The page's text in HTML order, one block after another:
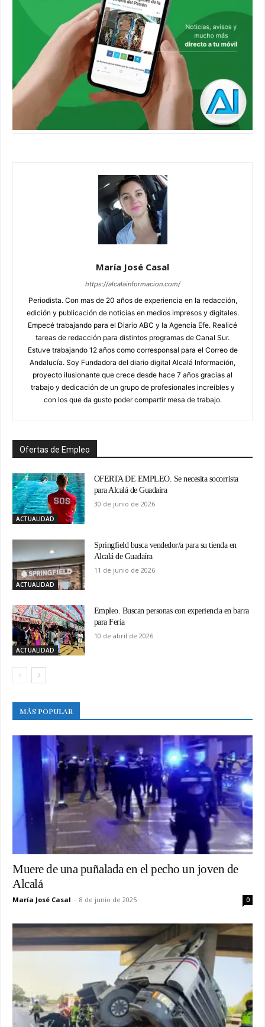
María José Casal
https://alcalainformacion.com/
Periodista. Con mas de 20 años de experiencia en la redacción,
edición y publicación de noticias en medios impresos y digitales.
Empecé trabajando para el Diario ABC y la Agencia Efe. Realicé
tareas de redacción para distintos programas de Canal Sur.
Estuve trabajando 12 años como corresponsal para el Correo de
Andalucía. Soy Fundadora del diario digital Alcalá Información,
proyecto ilusionante que crece desde hace 7 años gracias al
trabajo y dedicación de un grupo de profesionales increíbles y
con los que da gusto poder compartir mesa de trabajo.
Ofertas de Empleo
ACTUALIDAD
OFERTA DE EMPLEO. Se necesita socorrista
para Alcalá de Guadaíra
30 de junio de 2026
ACTUALIDAD
Springfield busca vendedor/a para su tienda en
Alcalá de Guadaíra
11 de junio de 2026
ACTUALIDAD
Empleo. Buscan personas con experiencia en barra
para Feria
10 de abril de 2026
MÁS POPULAR
Muere de una puñalada en el pecho un joven de
Alcalá
María José Casal - 8 de junio de 2025 0